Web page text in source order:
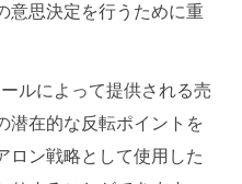
意思決定を行うために重
ルによって提供される売
潜在的な反転ポイントを
ロン戦略として使用した